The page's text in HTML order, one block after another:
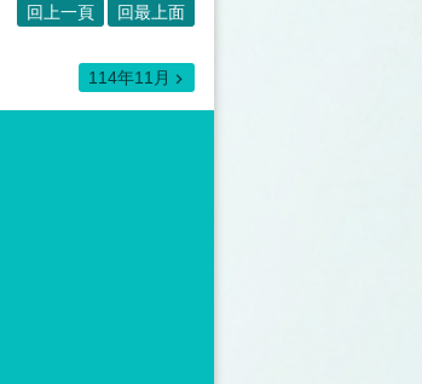
回上一頁 回最上面
114年11月